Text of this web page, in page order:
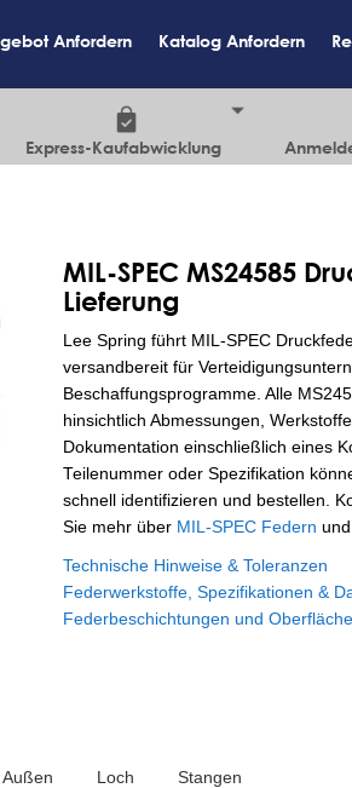
Anfordern Katalog Anfordern
Express-Kaufabwicklung
MIL-SPEC MS24585
Lieferung
Lee Spring führt MIL-SPEC
versandbereit für
Beschaffungsprogramme. Alle
hinsichtlich Abmessungen,
Dokumentation einschließlich eines
Teilenummer oder Spezifikation
schnell identifizieren und bestellen.
Sie mehr über MIL-SPEC Federn und
Technische Hinweise & Toleranzen
Federwerkstoffe, Spezifikationen &
Federbeschichtungen und
Außen
Loch
Stangen